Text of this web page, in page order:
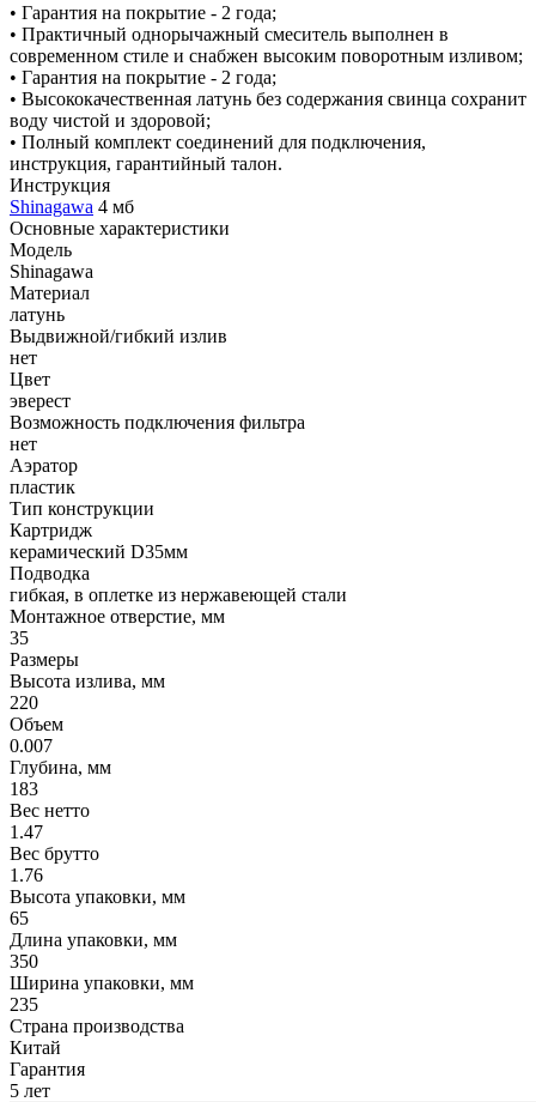
• Гарантия на покрытие - 2 года;
• Практичный однорычажный смеситель выполнен в
современном стиле и снабжен высоким поворотным изливом;
• Гарантия на покрытие - 2 года;
• Высококачественная латунь без содержания свинца сохранит
воду чистой и здоровой;
• Полный комплект соединений для подключения,
инструкция, гарантийный талон.
Инструкция
Shinagawa 4 мб
Основные характеристики
Модель
Shinagawa
Материал
латунь
Выдвижной/гибкий излив
нет
Цвет
эверест
Возможность подключения фильтра
нет
Аэратор
пластик
Тип конструкции
Картридж
керамический D35мм
Подводка
гибкая, в оплетке из нержавеющей стали
Монтажное отверстие, мм
35
Размеры
Высота излива, мм
220
Объем
0.007
Глубина, мм
183
Вес нетто
1.47
Вес брутто
1.76
Высота упаковки, мм
65
Длина упаковки, мм
350
Ширина упаковки, мм
235
Страна производства
Китай
Гарантия
5 лет